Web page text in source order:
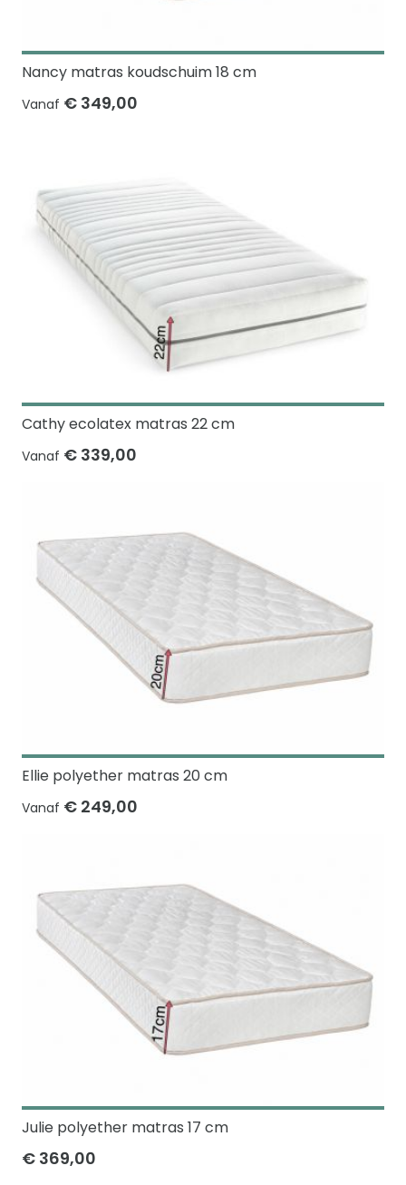
Nancy matras koudschuim 18 cm
Vanaf € 349,00
Cathy ecolatex matras 22 cm
Vanaf € 339,00
Ellie polyether matras 20 cm
Vanaf € 249,00
Julie polyether matras 17 cm
€ 369,00